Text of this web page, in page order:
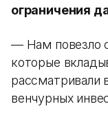
ограничения
— Нам повезло
которые
рассматривали
венчурных